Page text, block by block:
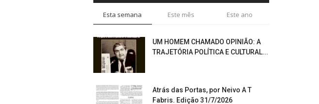
Esta semana Este mês Este ano
UM HOMEM CHAMADO OPINIÃO: A
TRAJETÓRIA POLÍTICA E CULTURAL...
Atrás das Portas, por Neivo A T
Fabris. Edição 31/7/2026